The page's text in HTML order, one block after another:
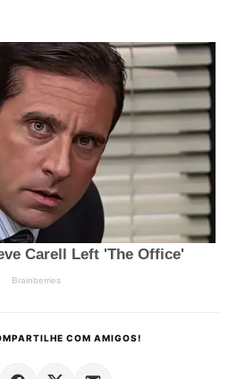
COM AMIGOS!